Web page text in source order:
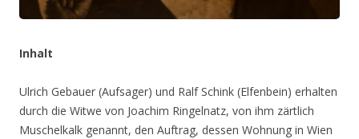
Inhalt
Ulrich Gebauer (Aufsager) und Ralf Schink (Elfenbein) erhalten
durch die Witwe von Joachim Ringelnatz, von ihm zärtlich
Muschelkalk genannt, den Auftrag, dessen Wohnung in Wien